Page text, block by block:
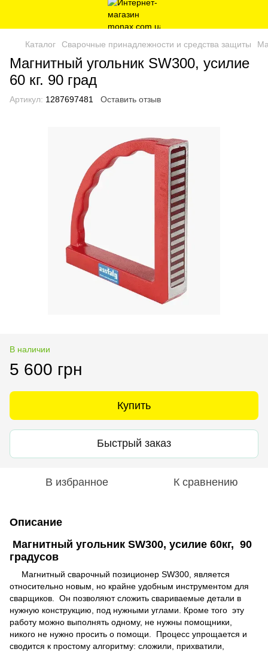
Каталог Сварочные принадлежности и средства защиты
Магнитный угольник SW300, усилие
60 кг. 90 град
Артикул: 1287697481 Оставить отзыв
В наличии
5 600 грн
Купить
Быстрый заказ
В избранное К сравнению
Описание
Магнитный угольник SW300, усилие 60кг, 90
градусов
Магнитный сварочный позиционер SW300, является
относительно новым, но крайне удобным инструментом для
сварщиков. Он позволяют сложить свариваемые детали в
нужную конструкцию, под нужными углами. Кроме того эту
работу можно выполнять одному, не нужны помощники,
никого не нужно просить о помощи. Процесс упрощается и
сводится к простому алгоритму: сложили, прихватили,